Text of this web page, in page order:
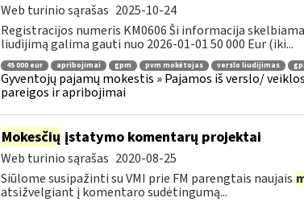
Web turinio sąrašas 2025-10-24
Registracijos numeris KM0606 Ši informacija
liudijimą galima gauti nuo 2026-01-01 50 000 Eur (iki...
45 000 eur apribojimai gpm pvm mokėtojas verslo liudijimas
Gyventojų pajamų mokestis » Pajamos iš verslo/
pareigos ir apribojimai
Mokesčių įstatymo komentarų projektai
Web turinio sąrašas 2020-08-25
Siūlome susipažinti su VMI prie FM parengtais naujais
atsižvelgiant į komentaro sudėtingumą...